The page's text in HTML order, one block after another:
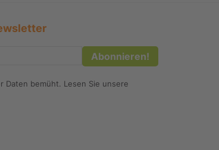
Daten bemüht. Lesen Sie unsere